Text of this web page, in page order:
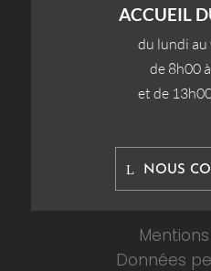
ACCUEIL
du lundi
de 8h00
et de
NOUS
Données